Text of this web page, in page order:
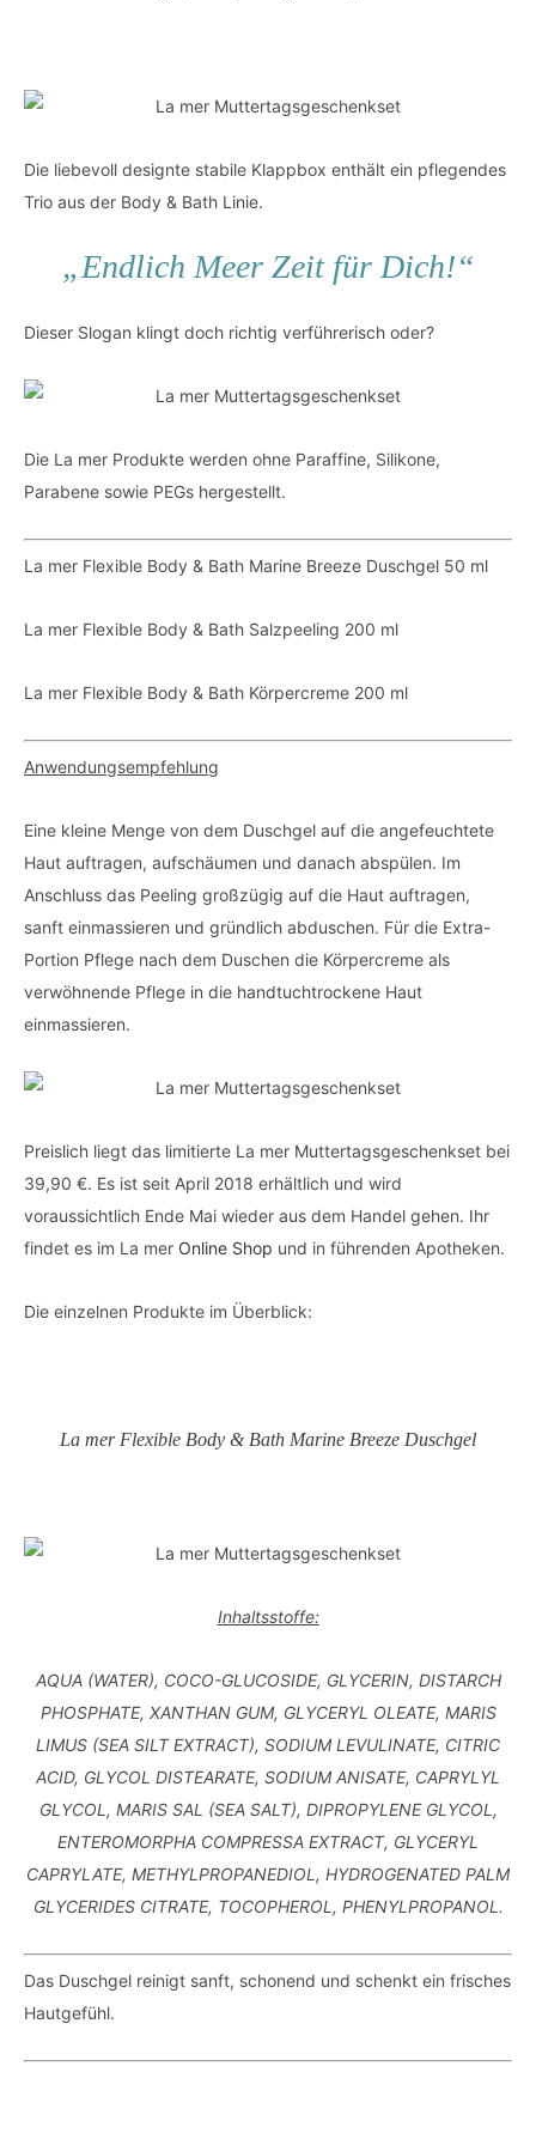
Die liebevoll designte stabile Klappbox enthält ein pflegendes
Trio aus der Body & Bath Linie.
„Endlich Meer Zeit für Dich!“
Dieser Slogan klingt doch richtig verführerisch oder?
Die La mer Produkte werden ohne Paraffine, Silikone,
Parabene sowie PEGs hergestellt.
La mer Flexible Body & Bath Marine Breeze Duschgel 50 ml
La mer Flexible Body & Bath Salzpeeling 200 ml
La mer Flexible Body & Bath Körpercreme 200 ml
Anwendungsempfehlung
Eine kleine Menge von dem Duschgel auf die angefeuchtete
Haut auftragen, aufschäumen und danach abspülen. Im
Anschluss das Peeling großzügig auf die Haut auftragen,
sanft einmassieren und gründlich abduschen. Für die Extra-
Portion Pflege nach dem Duschen die Körpercreme als
verwöhnende Pflege in die handtuchtrockene Haut
einmassieren.
Preislich liegt das limitierte La mer Muttertagsgeschenkset bei
39,90 €. Es ist seit April 2018 erhältlich und wird
voraussichtlich Ende Mai wieder aus dem Handel gehen. Ihr
findet es im La mer Online Shop und in führenden Apotheken.
Die einzelnen Produkte im Überblick:
La mer Flexible Body & Bath Marine Breeze Duschgel
Inhaltsstoffe:
AQUA (WATER), COCO-GLUCOSIDE, GLYCERIN, DISTARCH
PHOSPHATE, XANTHAN GUM, GLYCERYL OLEATE, MARIS
LIMUS (SEA SILT EXTRACT), SODIUM LEVULINATE, CITRIC
ACID, GLYCOL DISTEARATE, SODIUM ANISATE, CAPRYLYL
GLYCOL, MARIS SAL (SEA SALT), DIPROPYLENE GLYCOL,
ENTEROMORPHA COMPRESSA EXTRACT, GLYCERYL
CAPRYLATE, METHYLPROPANEDIOL, HYDROGENATED PALM
GLYCERIDES CITRATE, TOCOPHEROL, PHENYLPROPANOL.
Das Duschgel reinigt sanft, schonend und schenkt ein frisches
Hautgefühl.